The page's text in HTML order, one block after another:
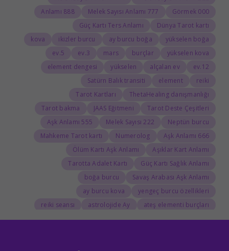
000 Görmek
777 Melek Sayısı Anlamı
888 Anlamı
Dünya Tarot kartı
Güç Kartı Ters Anlamı
yükselen boğa
ay burcu boğa
ikizler burcu
kova
yükselen kova
burçlar
mars
3.ev
5.ev
12.ev
alçalan ev
yükselen
element dengesi
reiki
element
Satürn Balık transiti
ThetaHealing danışmanlığı
Tarot Kartları
Tarot Deste Çeşitleri
JAAS Eğitmeni
Tarot bakma
Neptün burcu
222 Melek Sayısı
555 Aşk Anlamı
666 Aşk Anlamı
Numerolog
Mahkeme Tarot kartı
Aşıklar Kart Anlamı
Ölüm Kartı Aşk Anlamı
Güç Kartı Sağlık Anlamı
Tarotta Adalet Kartı
Savaş Arabası Aşk Anlamı
boğa burcu
yengeç burcu özellikleri
ay burcu kova
ateş elementi burçları
astrolojide Ay
reiki seansı
astrolog
Doğum Haritasında Mars
Tarolog